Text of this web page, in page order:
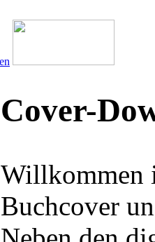
Cover-
Willkommen
Buchcover